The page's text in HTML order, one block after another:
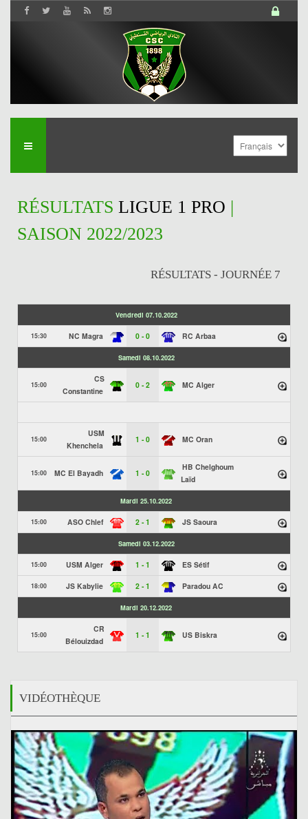
RÉSULTATS LIGUE 1 PRO |
SAISON 2022/2023
RÉSULTATS - JOURNÉE 7
Vendredi 07.10.2022
15:30 NC Magra 0 - 0 RC Arbaa
Samedi 08.10.2022
15:00
CS
Constantine
0 - 2 MC Alger
15:00
USM
Khenchela
1 - 0 MC Oran
15:00 MC El Bayadh 1 - 0
HB Chelghoum
Laïd
Mardi 25.10.2022
15:00 ASO Chlef 2 - 1 JS Saoura
Samedi 03.12.2022
15:00 USM Alger 1 - 1 ES Sétif
18:00 JS Kabylie 2 - 1 Paradou AC
Mardi 20.12.2022
15:00
CR
Bélouizdad
1 - 1 US Biskra
VIDÉOTHÈQUE